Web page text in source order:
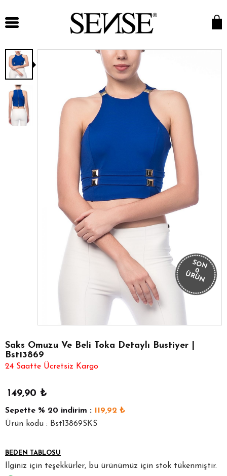
SON
0
ÜRÜN
Saks Omuzu Ve Beli Toka Detaylı Bustiyer |
Bst13869
24 Saatte Ücretsiz Kargo
149,90 ₺
Sepette % 20 indirim : 119,92 ₺
Ürün kodu : Bst13869SKS
BEDEN TABLOSU
İlginiz için teşekkürler, bu ürünümüz için stok tükenmiştir.